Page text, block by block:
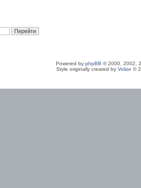
Powered by phpBB © 2000, 2002,
Style originally created by Volize ©